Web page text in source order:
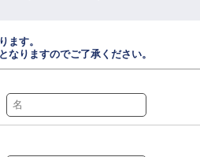
ます。
なりますのでご了承ください。